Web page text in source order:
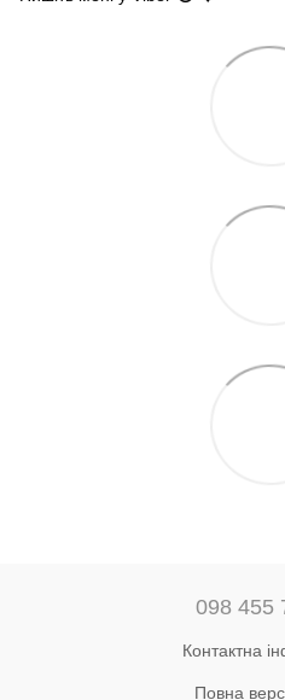
098 455
Контактна
Повна